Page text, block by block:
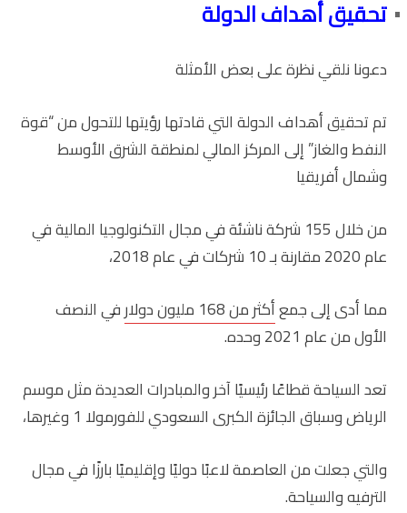
تحقيق أهداف الدولة
دعونا نلقي نظرة على بعض الأمثلة
تم تحقيق أهداف الدولة التي قادتها رؤيتها للتحول من “قوة
النفط والغاز” إلى المركز المالي لمنطقة الشرق الأوسط
وشمال أفريقيا
من خلال 155 شركة ناشئة في مجال التكنولوجيا المالية في
عام 2020 مقارنة بـ 10 شركات في عام 2018،
مما أدى إلى جمعأكثر من 168 مليون دولار
في النصف
الأول من عام 2021 وحده.
تعد السياحة قطاعًا رئيسيًا آخر والمبادرات العديدة مثل موسم
الرياض وسباق الجائزة الكبرى السعودي للفورمولا 1 وغيرها،
والتي جعلت من العاصمة لاعبًا دوليًا وإقليميًا بارزًا في مجال
الترفيه والسياحة.